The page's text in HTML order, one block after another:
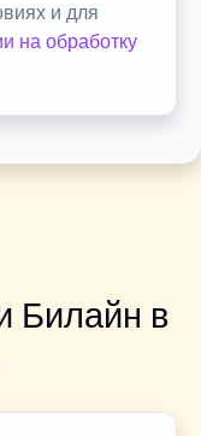
и для
на обработку
Билайн в